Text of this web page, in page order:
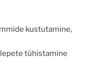
kustutamine,
tühistamine